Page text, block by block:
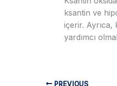
ksantin ve
içerir. Ayrıca,
yardımcı
PREVIOUS